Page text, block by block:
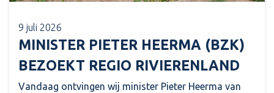
9 juli 2026
MINISTER PIETER HEERMA (BZK)
BEZOEKT REGIO RIVIERENLAND
Vandaag ontvingen wij minister Pieter Heerma van